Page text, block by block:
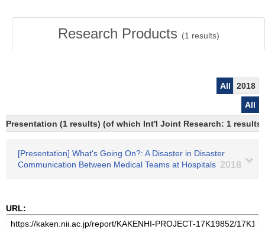
Research Products (1 results)
All
2018
All
Presentation (1 results) (of which Int'l Joint Research: 1 results)
[Presentation] What's Going On?: A Disaster in Disaster
Communication Between Medical Teams at Hospitals 2018
URL: